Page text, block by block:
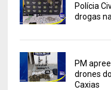
Polícia
drogas
PM
drones
Caxias